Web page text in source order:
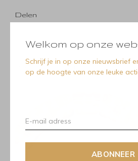
Welkom op onze
Schrijf je in op onze nieuwsbrief
op de hoogte van onze leuke
ABONNEER
Delen
Recente artikelen